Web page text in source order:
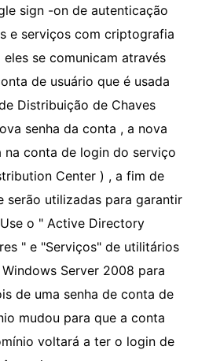
sign -on de autenticação
e serviços com criptografia
se comunicam através
de usuário que é usada
Distribuição de Chaves
senha da conta , a nova
na conta de login do serviço
Center ) , a fim de
serão utilizadas para garantir
o " Active Directory
" e "Serviços" de utilitários
Server 2008 para
de uma senha de conta de
mudou para que a conta
voltará a ter o login de